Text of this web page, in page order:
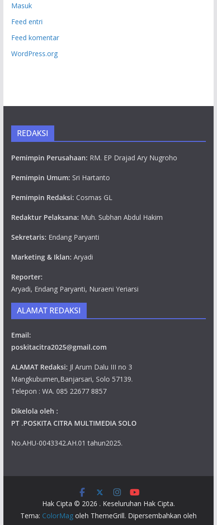
Masuk
Feed entri
Feed komentar
WordPress.org
REDAKSI
Pemimpin Perusahaan: RM. EP Drajad Ary Nugroho
Pemimpin Umum: Sri Hartanto
Pemimpin Redaksi: Cosmas GL
Redaktur Pelaksana: Muh. Subhan Abdul Hakim
Sekretaris: Endang Paryanti
Marketing & Iklan: Aryadi
Reporter:
Aryadi, Endang Paryanti, Nuraeni Yeriarsi
ALAMAT REDAKSI
Email:
poskitacitra2025@gmail.com
ALAMAT Redaksi: Jl Arum Dalu III no 3
Mangkubumen,Banjarsari, Solo 57139.
Telepon : WA. 085 22677 8857
Dikelola oleh :
PT .POSKITA CITRA MULTIMEDIA SOLO
No.AHU-0043342.AH.01 tahun2025.
Hak Cipta © 2026 . Keseluruhan Hak Cipta.
Tema: ColorMagoleh ThemeGrill. Dipersembahkan oleh